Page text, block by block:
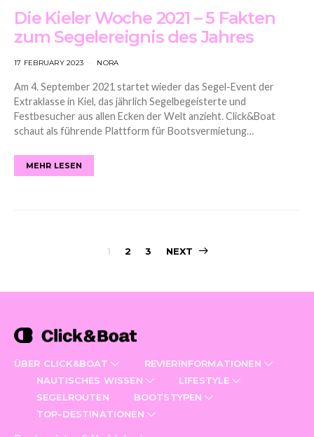
Die Kieler Woche 2021 – 5 Fakten
zum Segelereignis des Jahres
17 FEBRUARY 2023 NORA
Am 4. September 2021 startet wieder das Segel-Event der
Extraklasse in Kiel, das jährlich Segelbegeisterte und
Festbesucher aus allen Ecken der Welt anzieht. Click&Boat
schaut als führende Plattform für Bootsvermietung…
MEHR LESEN
Posts
1 2 3 NEXT
ÜBER CLICK&BOAT
REVIERINFORMATIONEN
NAUTISCHES WISSEN
LIFESTYLE
SEGELROUTEN
BOOTSTYPEN
TOP-DESTINATIONEN